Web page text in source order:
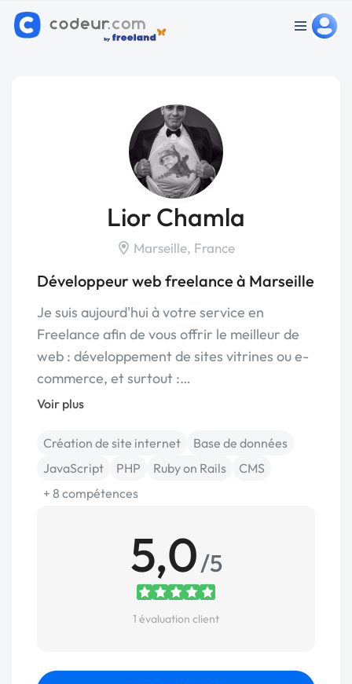
Lior Chamla
Marseille, France
Développeur web freelance à Marseille
Je suis aujourd'hui à votre service en
Freelance afin de vous offrir le meilleur de
web : développement de sites vitrines ou e-
commerce, et surtout :…
Voir plus
Création de site internet
Base de données
JavaScript
PHP Ruby on Rails
CMS
+ 8 compétences
5,0/5
1 évaluation client